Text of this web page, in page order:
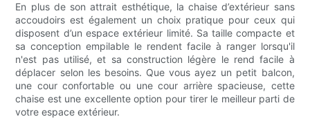
En plus de son attrait esthétique, la chaise d’extérieur sans
accoudoirs est également un choix pratique pour ceux qui
disposent d’un espace extérieur limité. Sa taille compacte et
sa conception empilable le rendent facile à ranger lorsqu'il
n'est pas utilisé, et sa construction légère le rend facile à
déplacer selon les besoins. Que vous ayez un petit balcon,
une cour confortable ou une cour arrière spacieuse, cette
chaise est une excellente option pour tirer le meilleur parti de
votre espace extérieur.